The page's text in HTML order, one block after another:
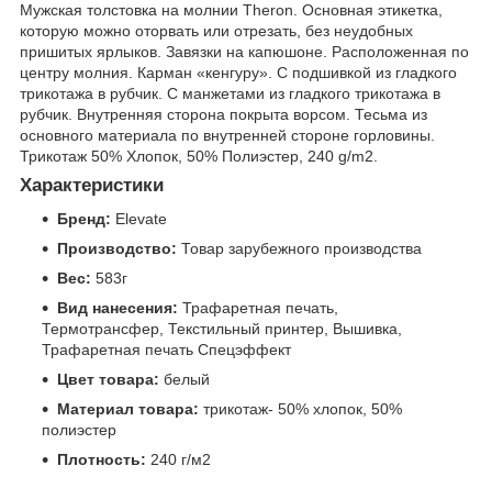
Мужская толстовка на молнии Theron. Основная этикетка,
которую можно оторвать или отрезать, без неудобных
пришитых ярлыков. Завязки на капюшоне. Расположенная по
центру молния. Карман «кенгуру». С подшивкой из гладкого
трикотажа в рубчик. С манжетами из гладкого трикотажа в
рубчик. Внутренняя сторона покрыта ворсом. Тесьма из
основного материала по внутренней стороне горловины.
Трикотаж 50% Хлопок, 50% Полиэстер, 240 g/m2.
Характеристики
Бренд: Elevate
Производство: Товар зарубежного производства
Вес: 583г
Вид нанесения: Трафаретная печать,
Термотрансфер, Текстильный принтер, Вышивка,
Трафаретная печать Спецэффект
Цвет товара: белый
Материал товара: трикотаж- 50% хлопок, 50%
полиэстер
Плотность: 240 г/м2